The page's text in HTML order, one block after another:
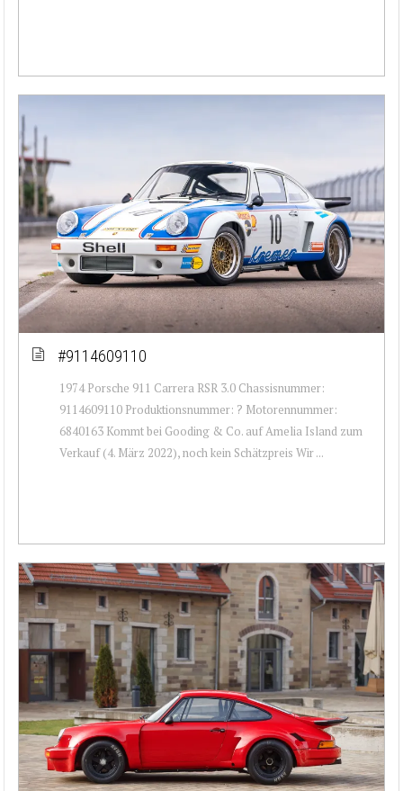
#9114609110
1974 Porsche 911 Carrera RSR 3.0 Chassisnummer:
9114609110 Produktionsnummer: ? Motorennummer:
6840163 Kommt bei Gooding & Co. auf Amelia Island zum
Verkauf (4. März 2022), noch kein Schätzpreis Wir ...